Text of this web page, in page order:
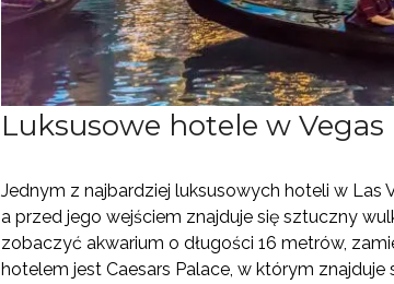
Luksusowe hotele w Vegas
Jednym z najbardziej luksusowych hoteli w Las
a przed jego wejściem znajduje się sztuczny
zobaczyć akwarium o długości 16 metrów,
hotelem jest Caesars Palace, w którym